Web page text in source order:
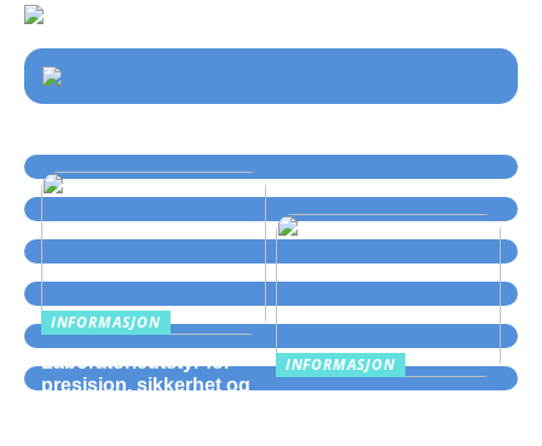
INFORMASJON
Laboratorieutstyr for
presisjon, sikkerhet og
INFORMASJON